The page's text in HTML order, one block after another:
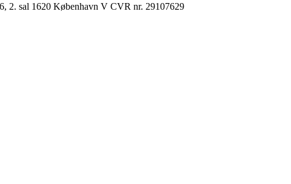
2. sal 1620 København V CVR nr. 29107629